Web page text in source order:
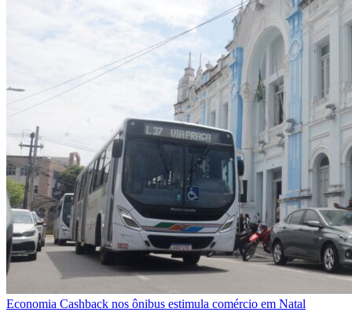
Economia Cashback nos ônibus estimula comércio em Natal